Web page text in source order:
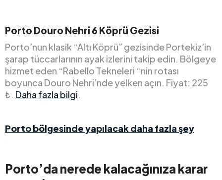
Porto Douro Nehri 6 Köprü Gezisi
Porto’nun klasik “Altı Köprü” gezisinde Portekiz’in
şarap tüccarlarının ayak izlerini takip edin. Bölgeye
hizmet eden “Rabello Tekneleri “nin rotası
boyunca Douro Nehri’nde yelken açın. Fiyat: 225
₺. Daha fazla bilgi.
Porto bölgesinde yapılacak daha fazla şey
Porto’da nerede kalacağınıza karar